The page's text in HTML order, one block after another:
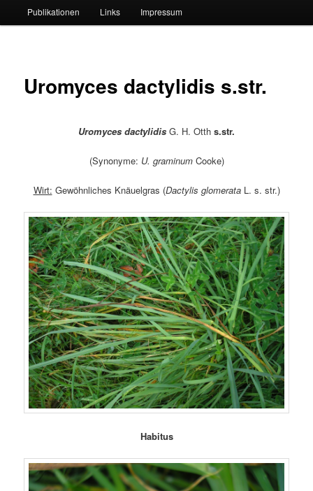
Publikationen Links Impressum
Uromyces dactylidis s.str.
Uromyces dactylidis G. H. Otth s.str.
(Synonyme: U. graminumCooke)
Wirt: Gewöhnliches Knäuelgras (Dactylis glomerataL. s. str.)
Habitus